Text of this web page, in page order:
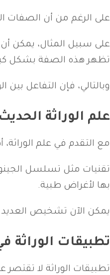
على الرغم من أن الصفات
على سبيل المثال، يمكن أن
تظهر هذه الصفة بشكل
وبالتالي، فإن التفاعل بين
علم الوراثة
مع التقدم في علم
تقنيات مثل تسلسل
بها لأغراض طبية.
يمكن الآن تشخيص العديد
تطبيقات الوراثة
تطبيقات الوراثة لا